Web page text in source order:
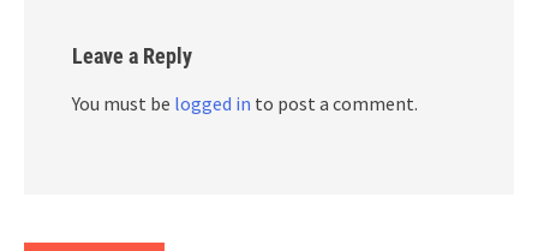
Leave a Reply
You must be logged in to post a comment.